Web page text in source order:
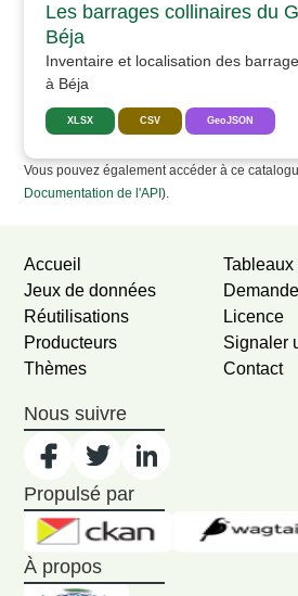
Les barrages collinaires du
Béja
Inventaire et localisation des
à Béja
XLSX CSV GeoJSON
Vous pouvez également accéder à ce
Documentation de l'API).
Accueil
Jeux de données
Réutilisations
Producteurs
Thèmes
Tableaux
Licence
Signaler
Contact
Nous suivre
Propulsé par
À propos